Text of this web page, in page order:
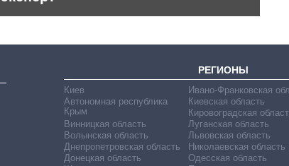
РЕГИОНЫ
Киев
Автономная республика
Крым
Винницкая область
Волынская область
Днепропетровская область
Донецкая область
Ивано-Франковская
Киевская область
Кировоградская
Луганская область
Львовская область
Николаевская область
Одесская область